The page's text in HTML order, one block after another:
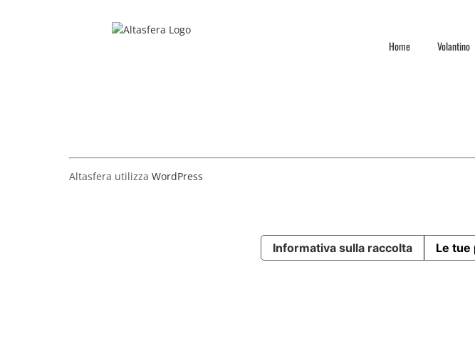
Home Volantino
Altasfera utilizza WordPress
Informativa sulla raccolta Le tue